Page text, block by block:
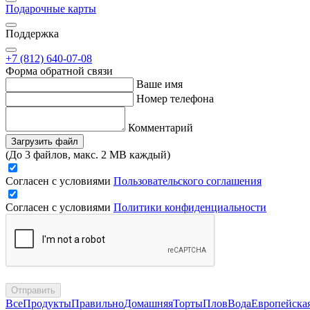
Подарочные карты
Поддержка
+7 (812) 640-07-08
Форма обратной связи
Ваше имя
Номер телефона
Комментарий
Загрузить файл
(До 3 файлов, макс. 2 MB каждый)
Согласен с условиями Пользовательского соглашения
Согласен с условиями Политики конфиденциальности
Отправить
ВсеПродуктыПравильноДомашняяТортыПловВода